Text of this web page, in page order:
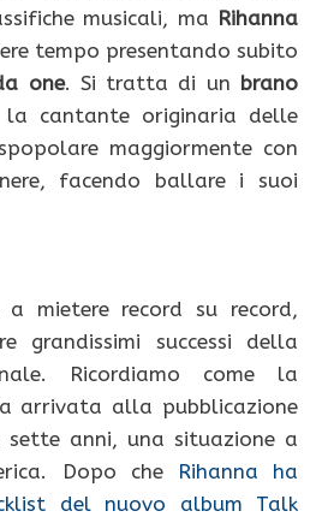
musicali, ma Rihanna
tempo presentando subito
one. Si tratta di un brano
cantante originaria delle
maggiormente con
facendo ballare i suoi
a mietere record su record,
grandissimi successi della
Ricordiamo come la
arrivata alla pubblicazione
sette anni, una situazione a
Dopo che
Rihanna ha
del nuovo album Talk